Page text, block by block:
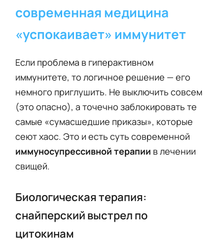
современная медицина
«успокаивает» иммунитет
Если проблема в гиперактивном
иммунитете, то логичное решение — его
немного приглушить. Не выключить совсем
(это опасно), а точечно заблокировать те
самые «сумасшедшие приказы», которые
сеют хаос. Это и есть суть современной
иммуносупрессивной терапии в лечении
свищей.
Биологическая терапия:
снайперский выстрел по
цитокинам